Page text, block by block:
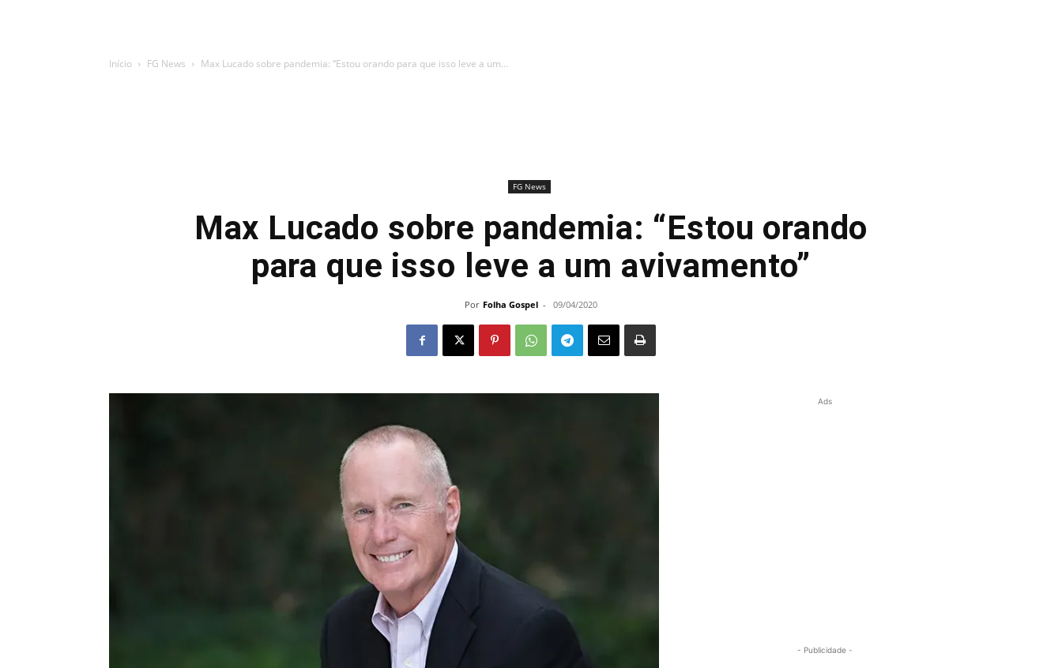
Início FG News Max Lucado sobre pandemia: “Estou orando para que isso leve a um...
FG News
Max Lucado sobre pandemia: “Estou orando
para que isso leve a um avivamento”
Por Folha Gospel - 09/04/2020
Ads
- Publicidade -